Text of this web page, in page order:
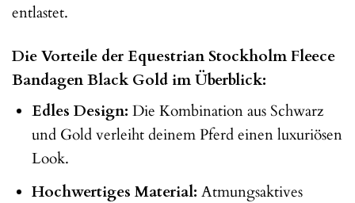
entlastet.
Die Vorteile der Equestrian Stockholm Fleece
Bandagen Black Gold im Überblick:
Edles Design: Die Kombination aus Schwarz
und Gold verleiht deinem Pferd einen luxuriösen
Look.
Hochwertiges Material: Atmungsaktives